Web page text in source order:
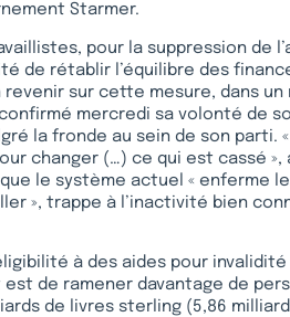
Starmer.
pour la suppression de
de rétablir l’équilibre des
sur cette mesure, dans
mercredi sa volonté de
la fronde au sein de son parti.
changer (…) ce qui est cassé
le système actuel « enferme
», trappe à l’inactivité bien
à des aides pour
de ramener davantage de
de livres sterling (5,86